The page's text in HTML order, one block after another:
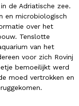
de Adriatische zee.
en microbiologisch
over het
Tenslotte
van het
voor zich Rovinj
bemoeilijkt werd
moed vertrokken en